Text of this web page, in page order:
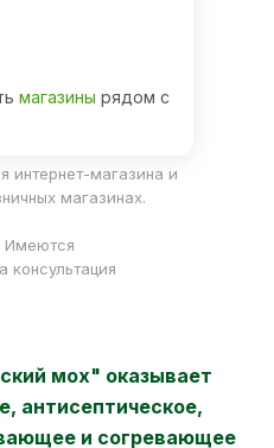
магазины рядом с
интернет-магазина и
магазинах.
Имеются
консультация
мох" оказывает
антисептическое,
и согревающее